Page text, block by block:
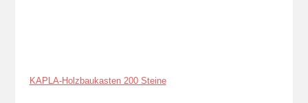
KAPLA-Holzbaukasten 200 Steine